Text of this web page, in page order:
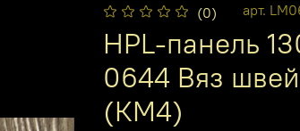
(0) арт.
HPL-панель
0644 Вяз
(КМ4)